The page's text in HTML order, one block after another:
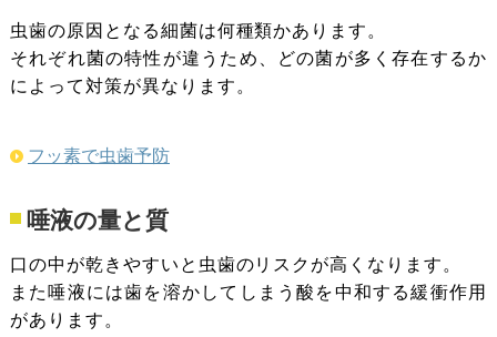
虫歯の原因となる細菌は何種類かあります。
それぞれ菌の特性が違うため、どの菌が多く存在するか
によって対策が異なります。
フッ素で虫歯予防
唾液の量と質
口の中が乾きやすいと虫歯のリスクが高くなります。
また唾液には歯を溶かしてしまう酸を中和する緩衝作用
があります。